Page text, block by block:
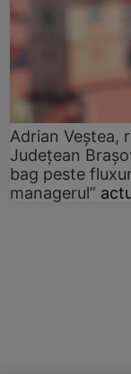
Adrian Veștea,
Județean
bag peste
managerul”